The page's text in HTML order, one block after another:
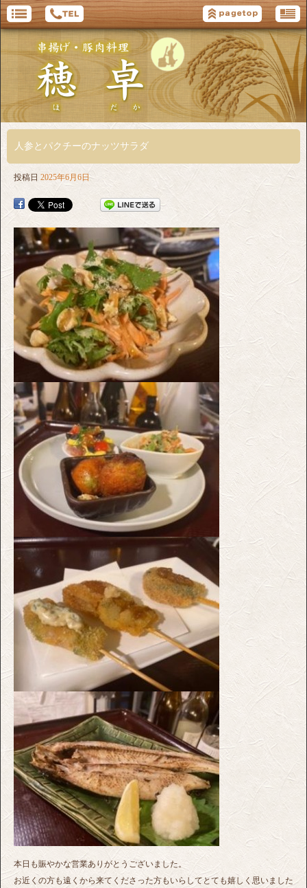
人参とパクチーのナッツサラダ
投稿日 2025年6月6日
本日も賑やかな営業ありがとうございました。
お近くの方も遠くから来てくださった方もいらしてとても嬉しく思いました